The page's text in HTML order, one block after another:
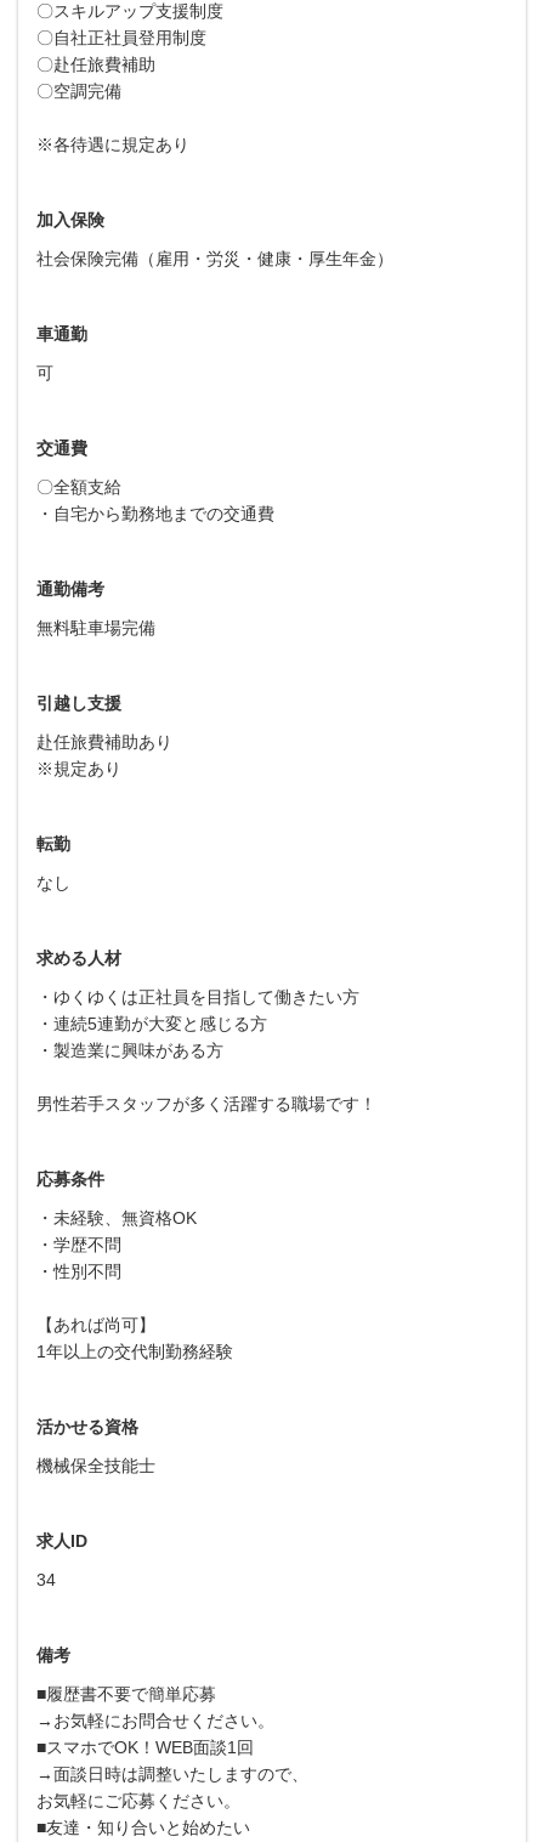
〇スキルアップ支援制度
〇自社正社員登用制度
〇赴任旅費補助
〇空調完備
※各待遇に規定あり
加入保険
社会保険完備（雇用・労災・健康・厚生年金）
車通勤
可
交通費
〇全額支給
・自宅から勤務地までの交通費
通勤備考
無料駐車場完備
引越し支援
赴任旅費補助あり
※規定あり
転勤
なし
求める人材
・ゆくゆくは正社員を目指して働きたい方
・連続5連勤が大変と感じる方
・製造業に興味がある方
男性若手スタッフが多く活躍する職場です！
応募条件
・未経験、無資格OK
・学歴不問
・性別不問
【あれば尚可】
1年以上の交代制勤務経験
活かせる資格
機械保全技能士
求人ID
34
備考
■履歴書不要で簡単応募
→お気軽にお問合せください。
■スマホでOK！WEB面談1回
→面談日時は調整いたしますので、
お気軽にご応募ください。
■友達・知り合いと始めたい